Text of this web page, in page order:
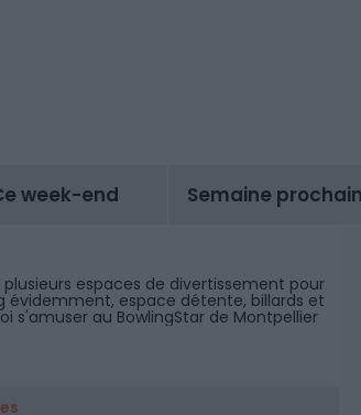
week-end Semaine
espaces de divertissement pour
évidemment, espace détente, billards et
s'amuser au BowlingStar de Montpellier